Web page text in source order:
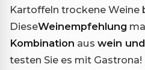
Kartoffeln trockene Weine
DieseWeinempfehlung
Kombination aus wein
testen Sie es mit Gastrona!